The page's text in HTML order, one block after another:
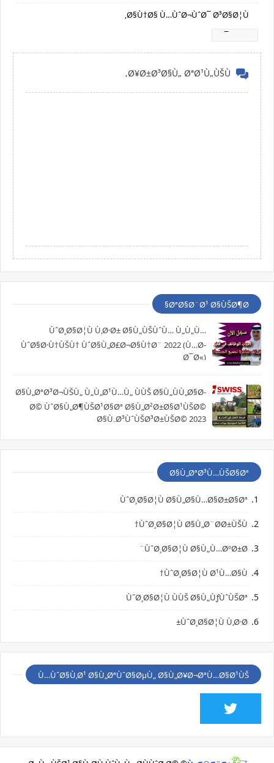
Ø§Ù†Ø§ Ù…ÙˆØ¬ÙˆØ¯ Ø³Ø§Ø¦Ù‚
Ø¥Ø±Ø³Ø§Ù„ ØªØ¹Ù„ÙŠÙ‚
ØªØ§Ø¨Ø¹ Ø§ÙŠØ¶Ø§
ÙˆØ¸Ø§Ø¦Ù Ù‚Ø·Ø± Ø§Ù„ÙŠÙˆÙ… Ù„Ù„Ù…
ÙˆØ§Ø·Ù†ÙŠÙ† ÙˆØ§Ù„Ø£Ø¬Ø§Ù†Ø¨ 2022 (Ù…Ø­
Ø¯Ø«)
Ø§Ù„ØªØ³Ø¬ÙŠÙ„ Ù„Ù„Ø¹Ù…Ù„ ÙÙŠ Ø§Ù„ÙÙ„Ø§Ø­
Ø© ÙˆØ§Ù„Ø¶ÙŠØ¹Ø§Øª Ø§Ù„Ø²Ø±Ø§Ø¹ÙŠØ©
Ø§Ù„Ø³ÙˆÙŠØ³Ø±ÙŠØ© 2023
Ø§Ù„ØªØ³Ù…ÙŠØ§Øª
ÙˆØ¸Ø§Ø¦Ù Ø§Ù„Ø§Ù…Ø§Ø±Ø§Øª
ÙˆØ¸Ø§Ø¦Ù Ø§Ù„Ø¨Ø­Ø±ÙŠÙ†
ÙˆØ¸Ø§Ø¦Ù Ø§Ù„Ù…ØºØ±Ø¨
ÙˆØ¸Ø§Ø¦Ù Ø¹Ù…Ø§Ù†
ÙˆØ¸Ø§Ø¦Ù ÙÙŠ Ø§Ù„ÙƒÙˆÙŠØª
ÙˆØ¸Ø§Ø¦Ù Ù‚Ø·Ø±
Ù…ÙˆØ§Ù‚Ø¹ Ø§Ù„ØªÙˆØ§ØµÙ„ Ø§Ù„Ø¥Ø¬ØªÙ…Ø§Ø¹ÙŠ